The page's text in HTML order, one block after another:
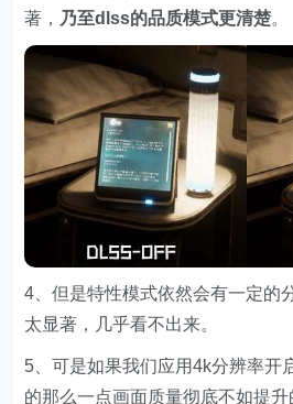
著， 乃至dlss的品质模式更清楚。
4、但是特性模式依然会有一定的
太显著，几乎看不出来。
5、可是如果我们应用4k分辨率开
的那么一点画面质量彻底不如提升